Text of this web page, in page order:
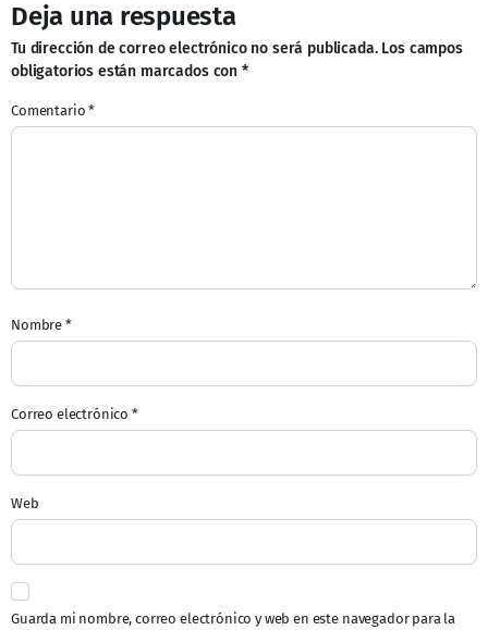
Deja una respuesta
Tu dirección de correo electrónico no será publicada. Los campos
obligatorios están marcados con *
Comentario*
Nombre *
Correo electrónico *
Web
Guarda mi nombre, correo electrónico y web en este navegador para la